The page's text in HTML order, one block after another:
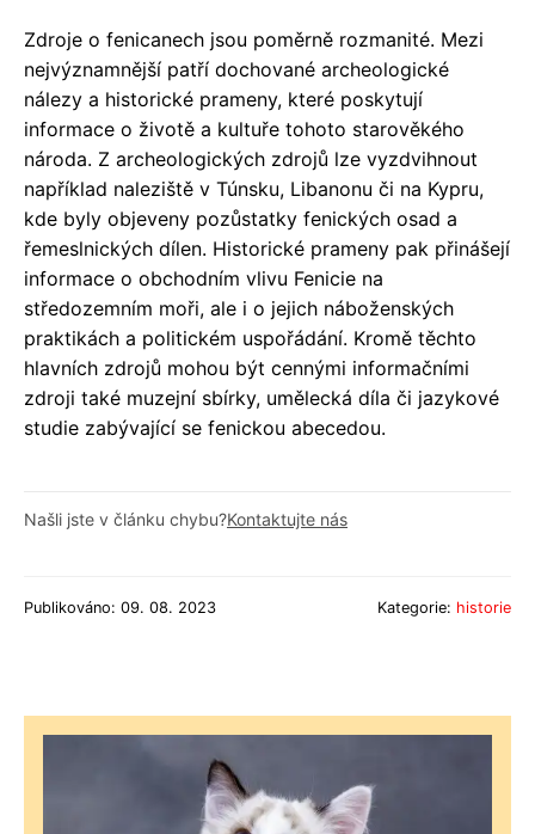
Zdroje o fenicanech jsou poměrně rozmanité. Mezi
nejvýznamnější patří dochované archeologické
nálezy a historické prameny, které poskytují
informace o životě a kultuře tohoto starověkého
národa. Z archeologických zdrojů lze vyzdvihnout
například naleziště v Túnsku, Libanonu či na Kypru,
kde byly objeveny pozůstatky fenických osad a
řemeslnických dílen. Historické prameny pak přinášejí
informace o obchodním vlivu Fenicie na
středozemním moři, ale i o jejich náboženských
praktikách a politickém uspořádání. Kromě těchto
hlavních zdrojů mohou být cennými informačními
zdroji také muzejní sbírky, umělecká díla či jazykové
studie zabývající se fenickou abecedou.
Našli jste v článku chybu?Kontaktujte nás
Publikováno: 09. 08. 2023 Kategorie: historie